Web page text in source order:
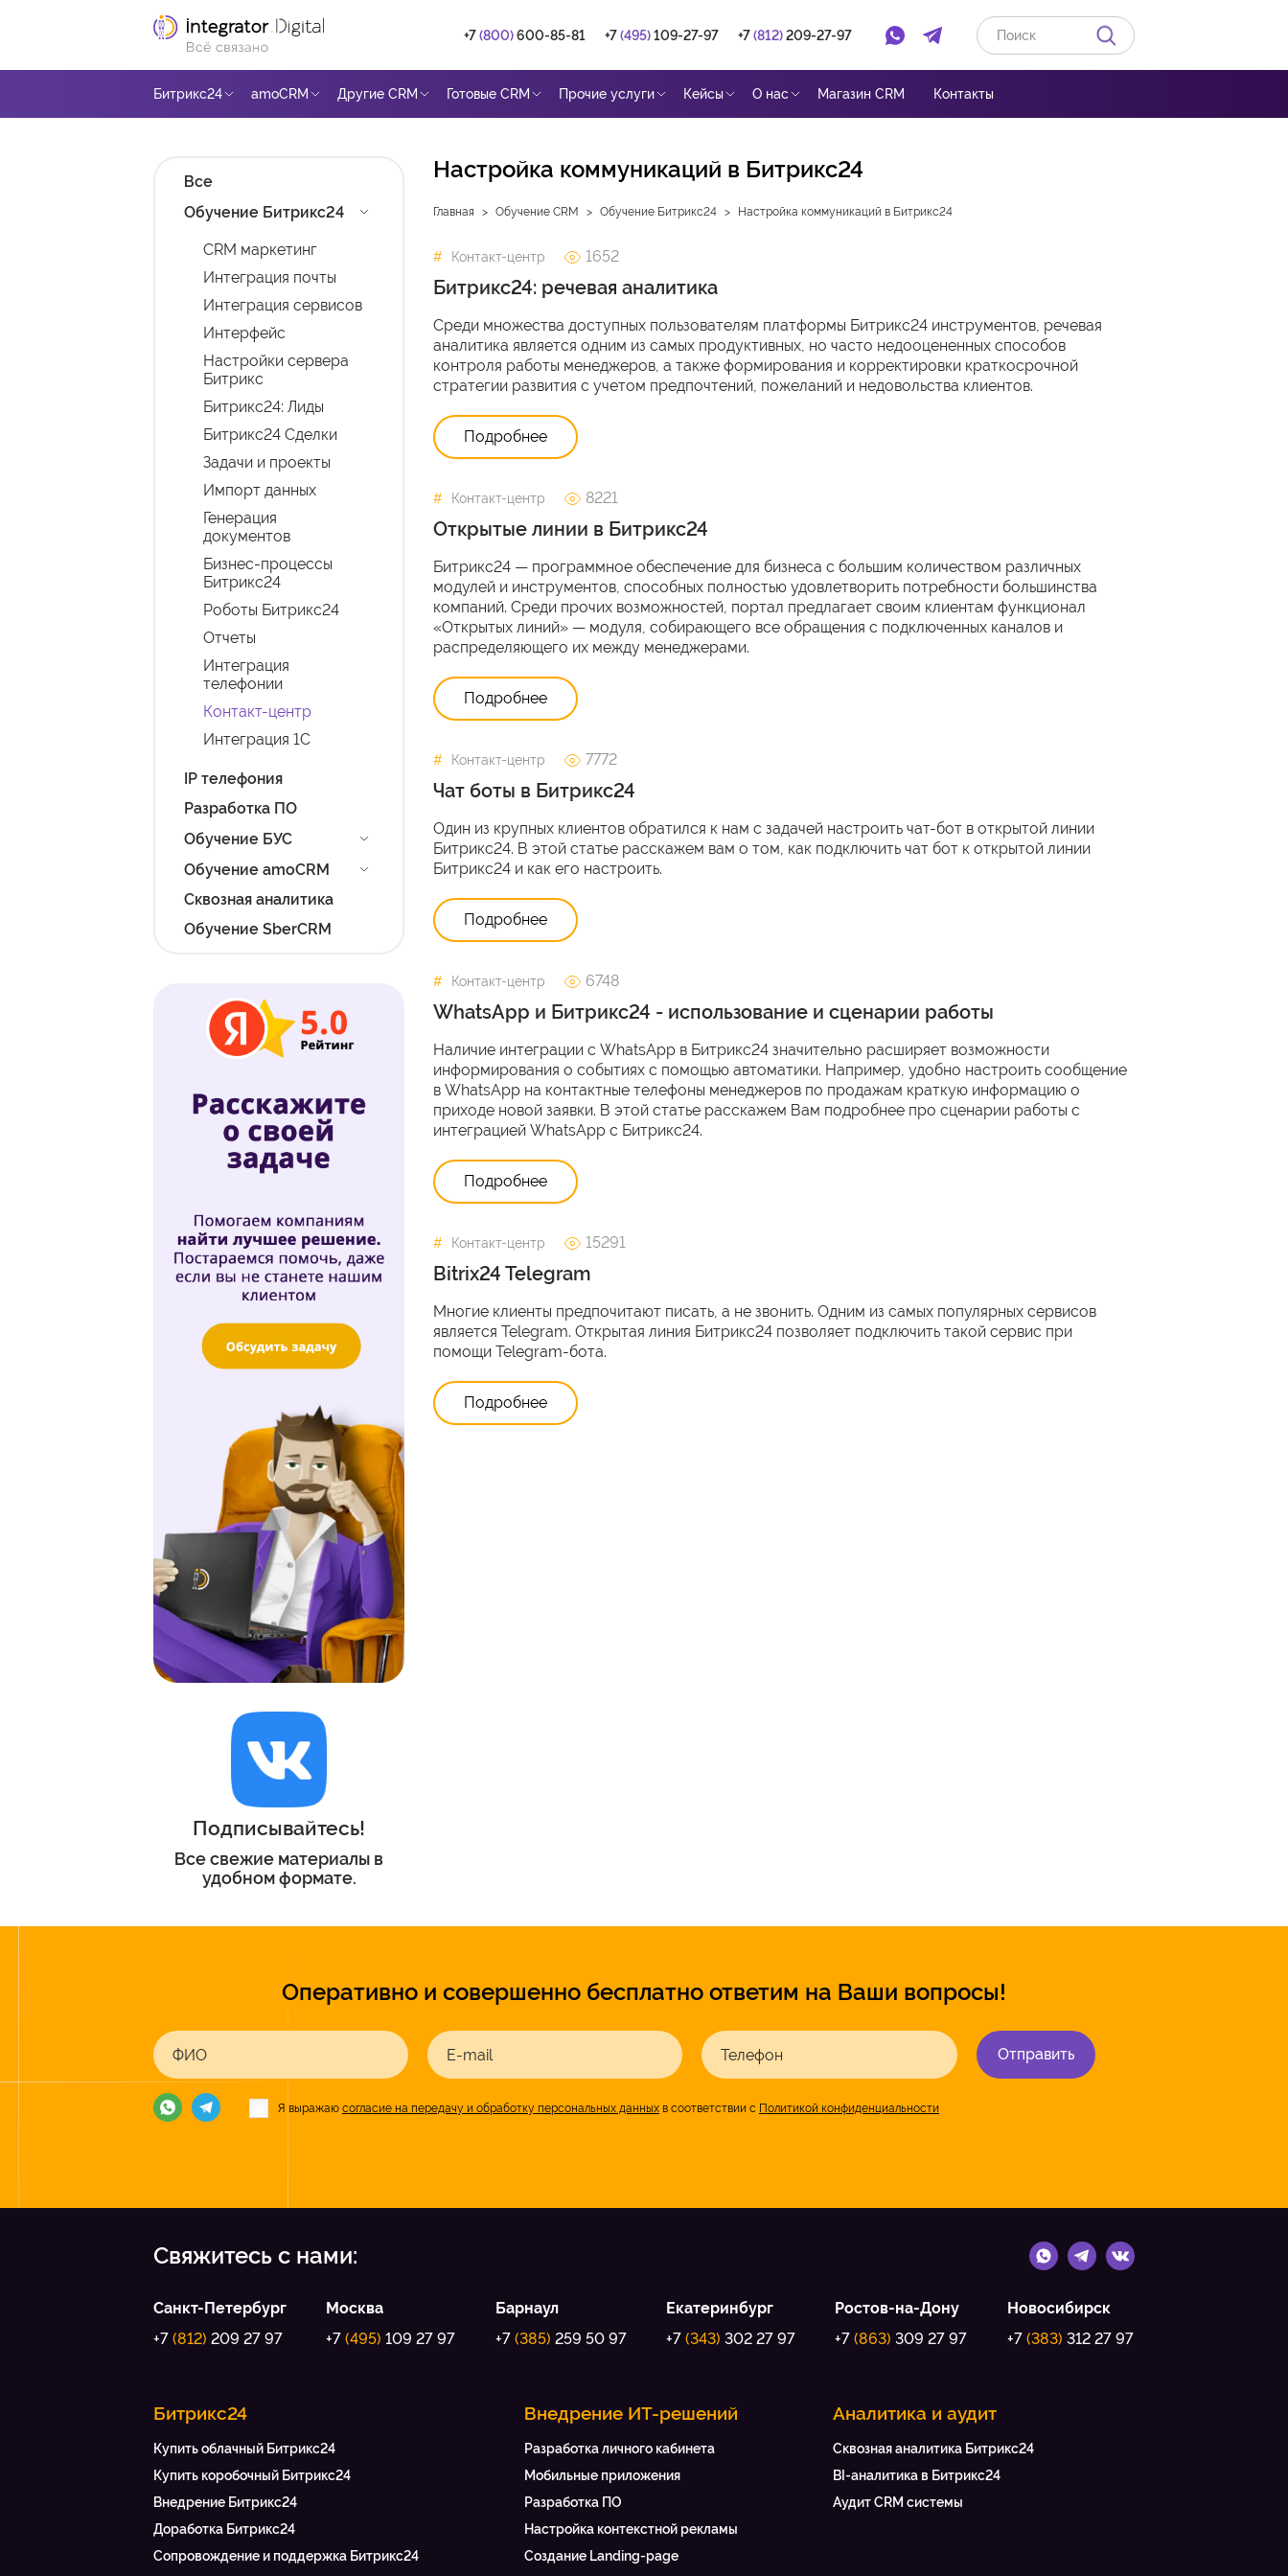
Ссылка на главную страницу
+7(800)600-85-81 +7(495)109-27-97 +7(812)209-27-97 Ссылка на Whatsapp
Ссылка на Telegram
Битрикс24 amoCRM Другие CRM Готовые CRM Прочие услуги Кейсы О нас Магазин CRM Контакты
Все
Обучение Битрикс24
CRM маркетинг
Интеграция почты
Интеграция сервисов
Интерфейс
Настройки сервера
Битрикс
Битрикс24: Лиды
Битрикс24 Сделки
Задачи и проекты
Импорт данных
Генерация
документов
Бизнес-процессы
Битрикс24
Роботы Битрикс24
Отчеты
Интеграция
телефонии
Контакт-центр
Интеграция 1С
IP телефония
Разработка ПО
Обучение БУС
Обучение amoCRM
Сквозная аналитика
Обучение SberCRM
Подписывайтесь!
Все свежие материалы в
удобном формате.
Настройка коммуникаций в Битрикс24
Главная Обучение CRM Обучение Битрикс24 Настройка коммуникаций в Битрикс24
Контакт-центр 1652
Битрикс24: речевая аналитика
Среди множества доступных пользователям платформы Битрикс24 инструментов, речевая
аналитика является одним из самых продуктивных, но часто недооцененных способов
контроля работы менеджеров, а также формирования и корректировки краткосрочной
стратегии развития с учетом предпочтений, пожеланий и недовольства клиентов.
Подробнее
Контакт-центр 8221
Открытые линии в Битрикс24
Битрикс24 — программное обеспечение для бизнеса с большим количеством различных
модулей и инструментов, способных полностью удовлетворить потребности большинства
компаний. Среди прочих возможностей, портал предлагает своим клиентам функционал
«Открытых линий» — модуля, собирающего все обращения с подключенных каналов и
распределяющего их между менеджерами.
Подробнее
Контакт-центр 7772
Чат боты в Битрикс24
Один из крупных клиентов обратился к нам с задачей настроить чат-бот в открытой линии
Битрикс24. В этой статье расскажем вам о том, как подключить чат бот к открытой линии
Битрикс24 и как его настроить.
Подробнее
Контакт-центр 6748
WhatsApp и Битрикс24 - использование и сценарии работы
Наличие интеграции с WhatsApp в Битрикс24 значительно расширяет возможности
информирования о событиях с помощью автоматики. Например, удобно настроить сообщение
в WhatsApp на контактные телефоны менеджеров по продажам краткую информацию о
приходе новой заявки. В этой статье расскажем Вам подробнее про сценарии работы с
интеграцией WhatsApp с Битрикс24.
Подробнее
Контакт-центр 15291
Bitrix24 Telegram
Многие клиенты предпочитают писать, а не звонить. Одним из самых популярных сервисов
является Telegram. Открытая линия Битрикс24 позволяет подключить такой сервис при
помощи Telegram-бота.
Подробнее
Оперативно и совершенно бесплатно ответим на Ваши вопросы!
ФИО E-mail Телефон Отправить
Я выражаю согласие на передачу и обработку персональных данных в соответствии с Политикой конфиденциальности
Свяжитесь с нами:
Санкт-Петербург
+7 (812) 209 27 97
Москва
+7(495) 109 27 97
Барнаул
+7 (385) 259 50 97
Екатеринбург
+7 (343) 302 27 97
Ростов-на-Дону
+7(863) 309 27 97
Новосибирск
+7 (383) 312 27 97
Битрикс24
Купить облачный Битрикс24
Купить коробочный Битрикс24
Внедрение Битрикс24
Доработка Битрикс24
Сопровождение и поддержка Битрикс24
Внедрение ИТ-решений
Разработка личного кабинета
Мобильные приложения
Разработка ПО
Настройка контекстной рекламы
Создание Landing-page
Аналитика и аудит
Сквозная аналитика Битрикс24
BI-аналитика в Битрикс24
Аудит CRM системы